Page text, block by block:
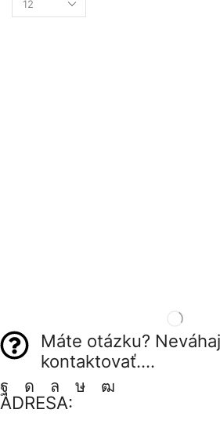
Máte otázku?
kontaktovať....
ADRESA: